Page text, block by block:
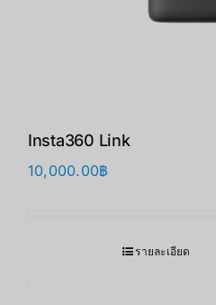
Insta360 Link
10,000.00฿
รายละเอียด